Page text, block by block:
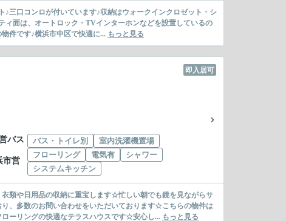
三口コンロが付いています♪収納はウォークインクロゼット・シ
ィ面は、オートロック・TVインターホンなどを設置しているの
件です♪横浜市中区で快適に... もっと見る
即入居可
バス
市営
バス・トイレ別
室内洗濯機置場
フローリング
電気有
シャワー
システムキッチン
類や日用品の収納に重宝します☆忙しい朝でも鏡を見ながらサ
、多数のお問い合わせをいただいております☆こちらの物件は
ーリングの快適なテラスハウスです☆安心し... もっと見る